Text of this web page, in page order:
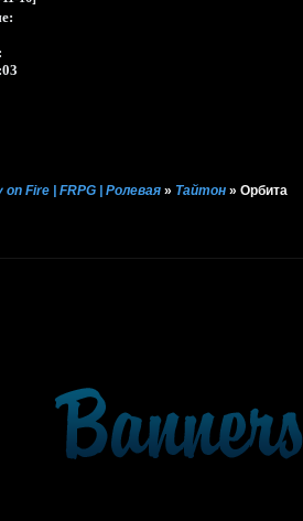
Fire | FRPG | Ролевая » Тайтон »Орбита